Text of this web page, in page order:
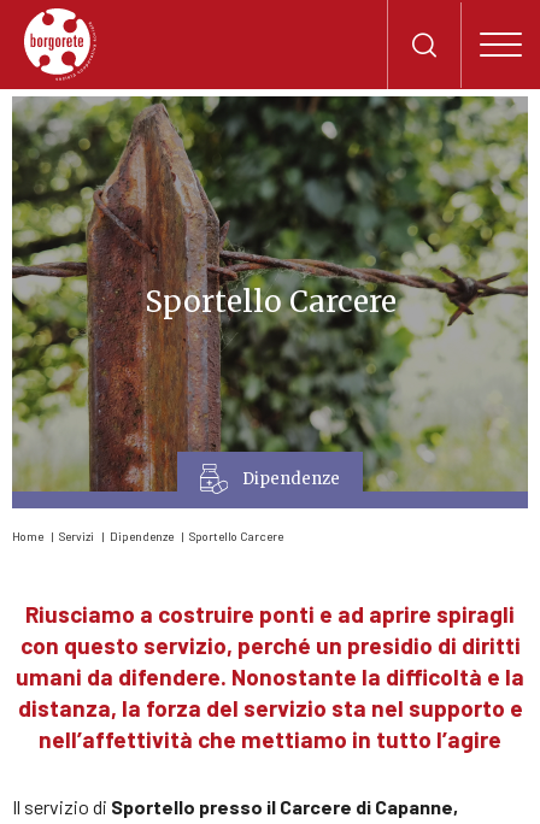
Sportello Carcere
Dipendenze
Tu
qui
Home Servizi Dipendenze Sportello Carcere
Riusciamo a costruire ponti e ad aprire spiragli
con questo servizio, perché un presidio di diritti
umani da difendere. Nonostante la difficoltà e la
distanza, la forza del servizio sta nel supporto e
nell’affettività che mettiamo in tutto l’agire
Il servizio di Sportello presso il Carcere di Capanne,